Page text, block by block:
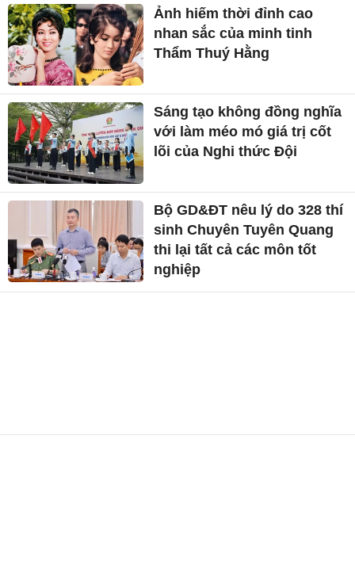
Ảnh hiếm thời đỉnh cao
nhan sắc của minh tinh
Thẩm Thuý Hằng
Sáng tạo không đồng nghĩa
với làm méo mó giá trị cốt
lõi của Nghi thức Đội
Bộ GD&ĐT nêu lý do 328 thí
sinh Chuyên Tuyên Quang
thi lại tất cả các môn tốt
nghiệp